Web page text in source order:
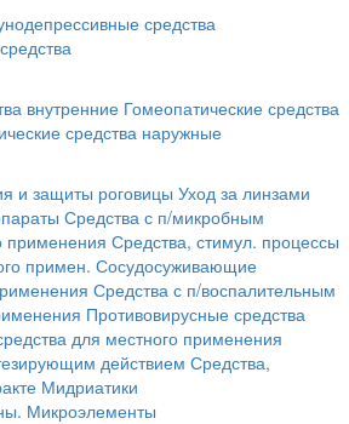
средства
внутренние Гомеопатические средства
средства наружные
и защиты роговицы Уход за линзами
Средства с п/микробным
применения Средства, стимул. процессы
примен. Сосудосуживающие
Средства с п/воспалительным
Противовирусные средства
для местного применения
действием Средства,
Мидриатики
Микроэлементы